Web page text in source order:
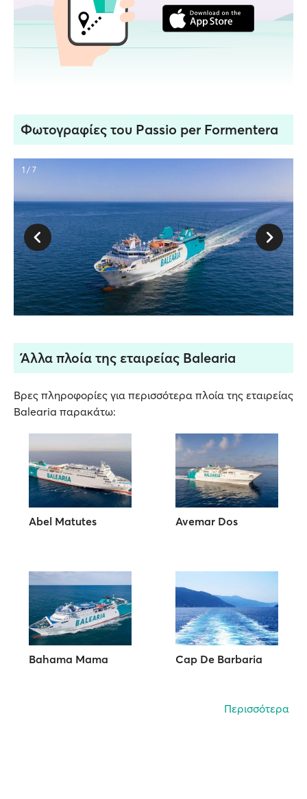
Φωτογραφίες του Passio per Formentera
1 / 7
Άλλα πλοία της εταιρείας Balearia
Βρες πληροφορίες για περισσότερα πλοία της εταιρείας
Balearia παρακάτω:
Abel Matutes Avemar Dos
Bahama Mama Cap De Barbaria
Περισσότερα